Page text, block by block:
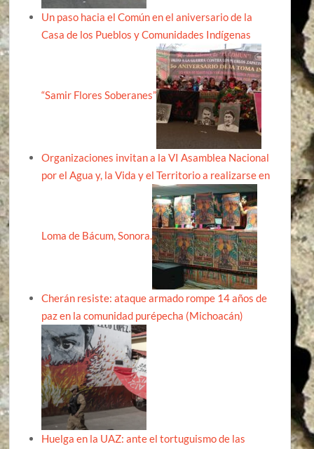
Un paso hacia el Común en el aniversario de la
Casa de los Pueblos y Comunidades Indígenas
“Samir Flores Soberanes”
Organizaciones invitan a la VI Asamblea Nacional
por el Agua y, la Vida y el Territorio a realizarse en
Loma de Bácum, Sonora.
Cherán resiste: ataque armado rompe 14 años de
paz en la comunidad purépecha (Michoacán)
Huelga en la UAZ: ante el tortuguismo de las